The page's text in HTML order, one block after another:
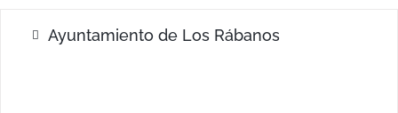
Ayuntamiento de Los Rábanos